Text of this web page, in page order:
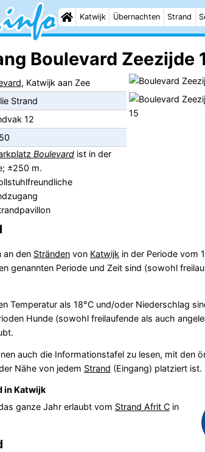
Katwijk Übernachten Strand
Boulevard Zeezijde
, Katwijk aan Zee
Strand
12
Boulevard ist in der
±250 m.
an den Strändenvon Katwijk in der Periode vom
genannten Periode und Zeit sind (sowohl
Temperatur als 18°C und/oder Niederschlag
Hunde (sowohl freilaufende als auch
auch die Informationstafel zu lesen, mit den
Nähe von jedem Strand (Eingang) platziert ist.
in Katwijk
ganze Jahr erlaubt vom Strand Afrit Cin